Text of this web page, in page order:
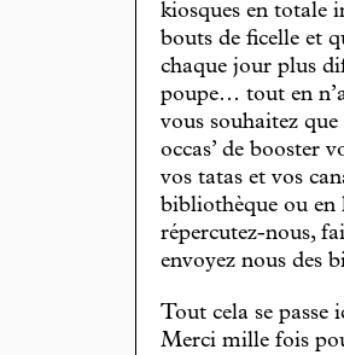
kiosques en totale
bouts de ficelle et
chaque jour plus
poupe… tout en
vous souhaitez
occas’ de booster
vos tatas et vos
bibliothèque ou en
répercutez-nous,
envoyez nous des
Tout cela se passe
Merci mille fois